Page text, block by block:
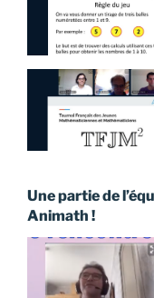
Une partie de
Animath !